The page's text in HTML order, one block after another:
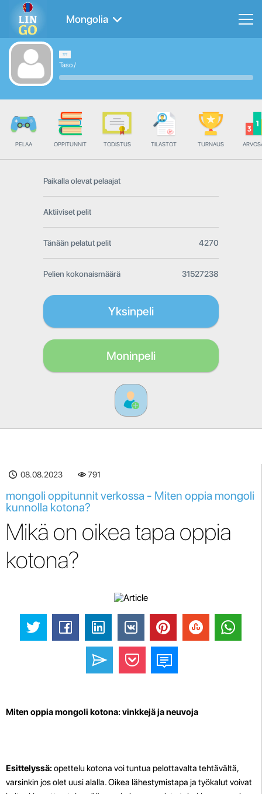
Mongolia
Taso/
PELAA OPPITUNNIT TODISTUS TILASTOT TURNAUS
Paikalla olevat pelaajat
Aktiiviset pelit
Tänään pelatut pelit 4270
Pelien kokonaismäärä 31527238
Yksinpeli
Moninpeli
08.08.2023 791
mongoli oppitunnit verkossa - Miten oppia mongoli
kunnolla kotona?
Mikä on oikea tapa oppia
kotona?
Miten oppia mongoli kotona: vinkkejä ja neuvoja
Esittelyssä:opettelu kotona voi tuntua pelottavalta tehtävältä,
varsinkin jos olet uusi alalla. Oikea lähestymistapa ja työkalut voivat